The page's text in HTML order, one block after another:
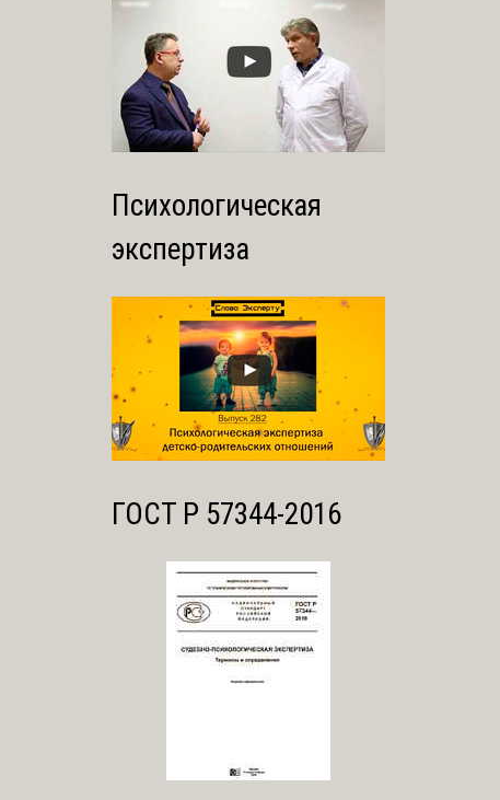
Психологическая
экспертиза
ГОСТ Р 57344-2016